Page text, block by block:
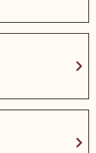
chevron_right
chevron_right